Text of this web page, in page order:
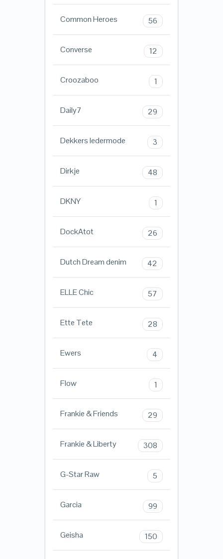
Common Heroes 56
Converse 12
Croozaboo 1
Daily7 29
Dekkers ledermode 3
Dirkje 48
DKNY 1
DockAtot 26
Dutch Dream denim 42
ELLE Chic 57
Ette Tete 28
Ewers 4
Flow 1
Frankie & Friends 29
Frankie & Liberty 308
G-Star Raw 5
Garcia 99
Geisha 150